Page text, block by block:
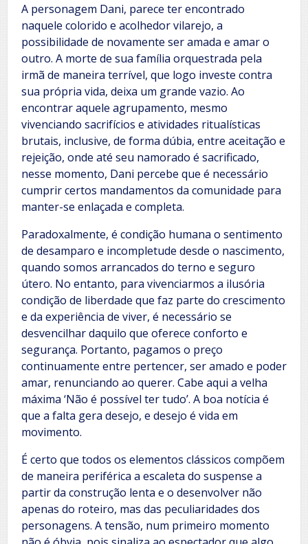
A personagem Dani, parece ter encontrado
naquele colorido e acolhedor vilarejo, a
possibilidade de novamente ser amada e amar o
outro. A morte de sua família orquestrada pela
irmã de maneira terrível, que logo investe contra
sua própria vida, deixa um grande vazio. Ao
encontrar aquele agrupamento, mesmo
vivenciando sacrifícios e atividades ritualísticas
brutais, inclusive, de forma dúbia, entre aceitação e
rejeição, onde até seu namorado é sacrificado,
nesse momento, Dani percebe que é necessário
cumprir certos mandamentos da comunidade para
manter-se enlaçada e completa.
Paradoxalmente, é condição humana o sentimento
de desamparo e incompletude desde o nascimento,
quando somos arrancados do terno e seguro
útero. No entanto, para vivenciarmos a ilusória
condição de liberdade que faz parte do crescimento
e da experiência de viver, é necessário se
desvencilhar daquilo que oferece conforto e
segurança. Portanto, pagamos o preço
continuamente entre pertencer, ser amado e poder
amar, renunciando ao querer. Cabe aqui a velha
máxima ‘Não é possível ter tudo’. A boa notícia é
que a falta gera desejo, e desejo é vida em
movimento.
É certo que todos os elementos clássicos compõem
de maneira periférica a escaleta do suspense a
partir da construção lenta e o desenvolver não
apenas do roteiro, mas das peculiaridades dos
personagens. A tensão, num primeiro momento